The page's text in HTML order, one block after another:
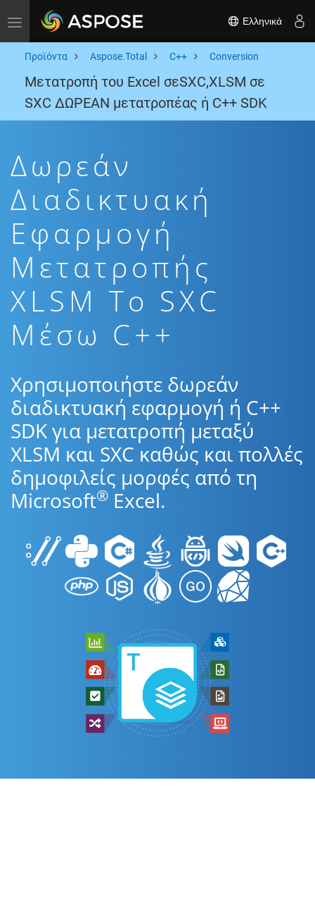
Toggle navigation Ελληνικά
Προϊόντα Aspose.Total C++ Conversion
Μετατροπή του Excel σεSXC,XLSM σε
SXC ΔΩΡΕΑΝ μετατροπέας ή C++ SDK
Δωρεάν
Διαδικτυακή
Εφαρμογή
Μετατροπής
XLSM To SXC
Μέσω C++
Χρησιμοποιήστε δωρεάν
διαδικτυακή εφαρμογή ή C++
SDK για μετατροπή μεταξύ
XLSM και SXC καθώς και πολλές
δημοφιλείς μορφές από τη
Microsoft® Excel.